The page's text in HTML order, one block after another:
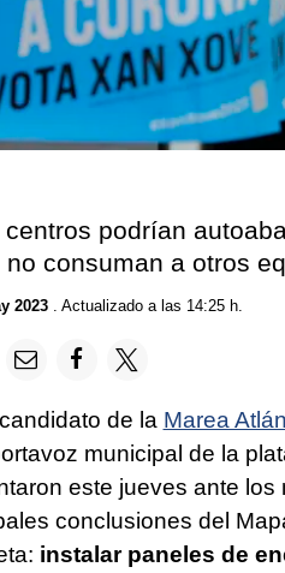
centros podrían
no consuman a otros
2023. Actualizado a las 14:25 h.
de la Marea
municipal de la
este jueves ante
conclusiones del
instalar paneles de